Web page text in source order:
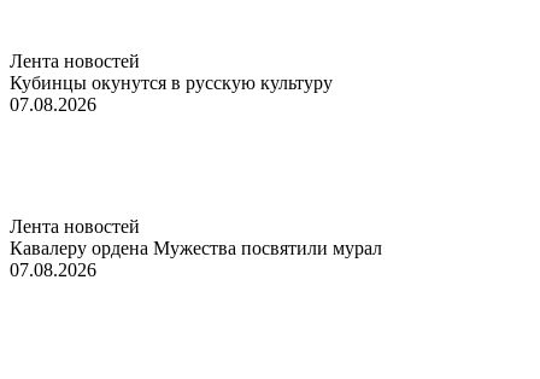
Лента новостей
Кубинцы окунутся в русскую культуру
07.08.2026
Лента новостей
Кавалеру ордена Мужества посвятили мурал
07.08.2026